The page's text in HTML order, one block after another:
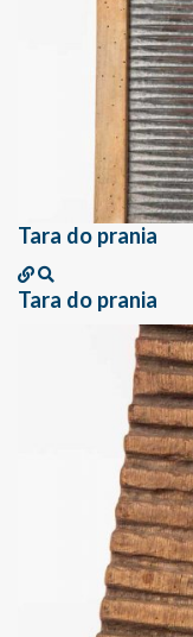
Tara do prania
Tara do prania